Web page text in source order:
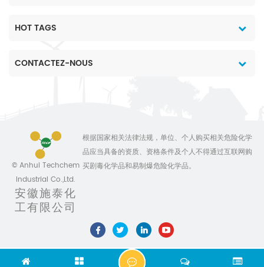
HOT TAGS
CONTACTEZ-NOUS
© Anhui Techchem
Industrial Co.,Ltd.
安徽施泰化
工有限公司
根据国家相关法律法规，单位、个人购买相关危险化学
品应当具备的资质、资格条件及个人不得通过互联网购
买剧毒化学品和易制爆危险化学品。